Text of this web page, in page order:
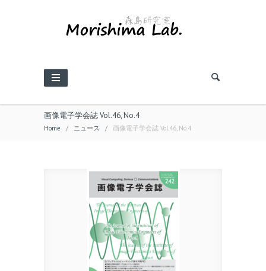
画像電子学会誌 Vol.46, No.4
Home / ニュース / 画像電子学会誌 Vol.46, No.4